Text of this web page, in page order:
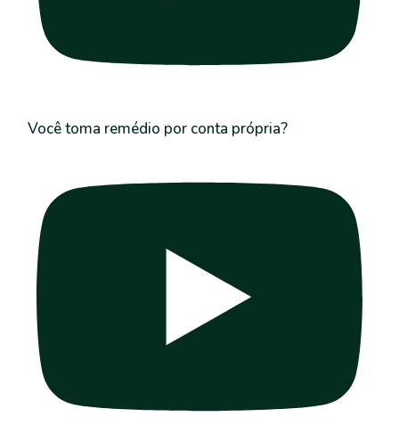
Você toma remédio por conta própria?